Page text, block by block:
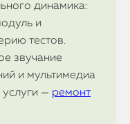
динамика:
и
тестов.
звучание
и мультимедиа
— ремонт